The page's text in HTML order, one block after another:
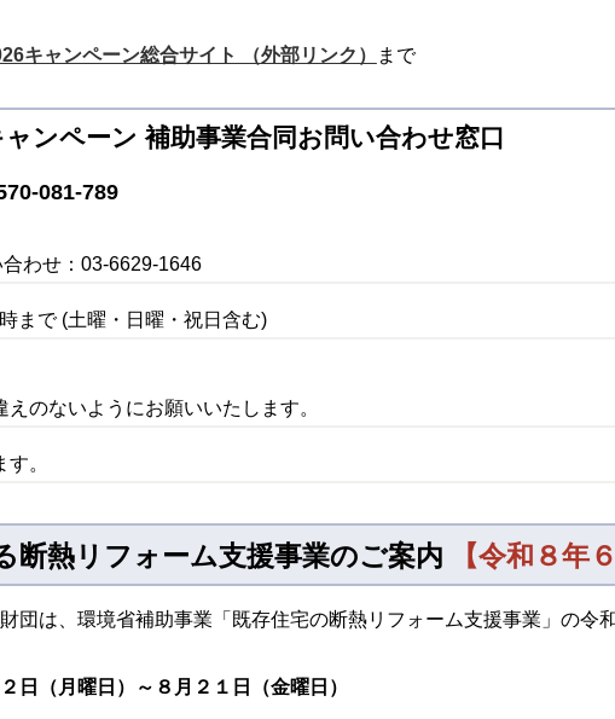
キャンペーン総合サイト （外部リンク） まで
ンペーン 補助事業合同お問い合わせ窓口
081-789
わせ：03-6629-1646
まで (土曜・日曜・祝日含む)
のないようにお願いいたします。
。
断熱リフォーム支援事業のご案内 【令和８年
団は、環境省補助事業「既存住宅の断熱リフォーム支援事業」の令
日（月曜日）～８月２１日（金曜日）